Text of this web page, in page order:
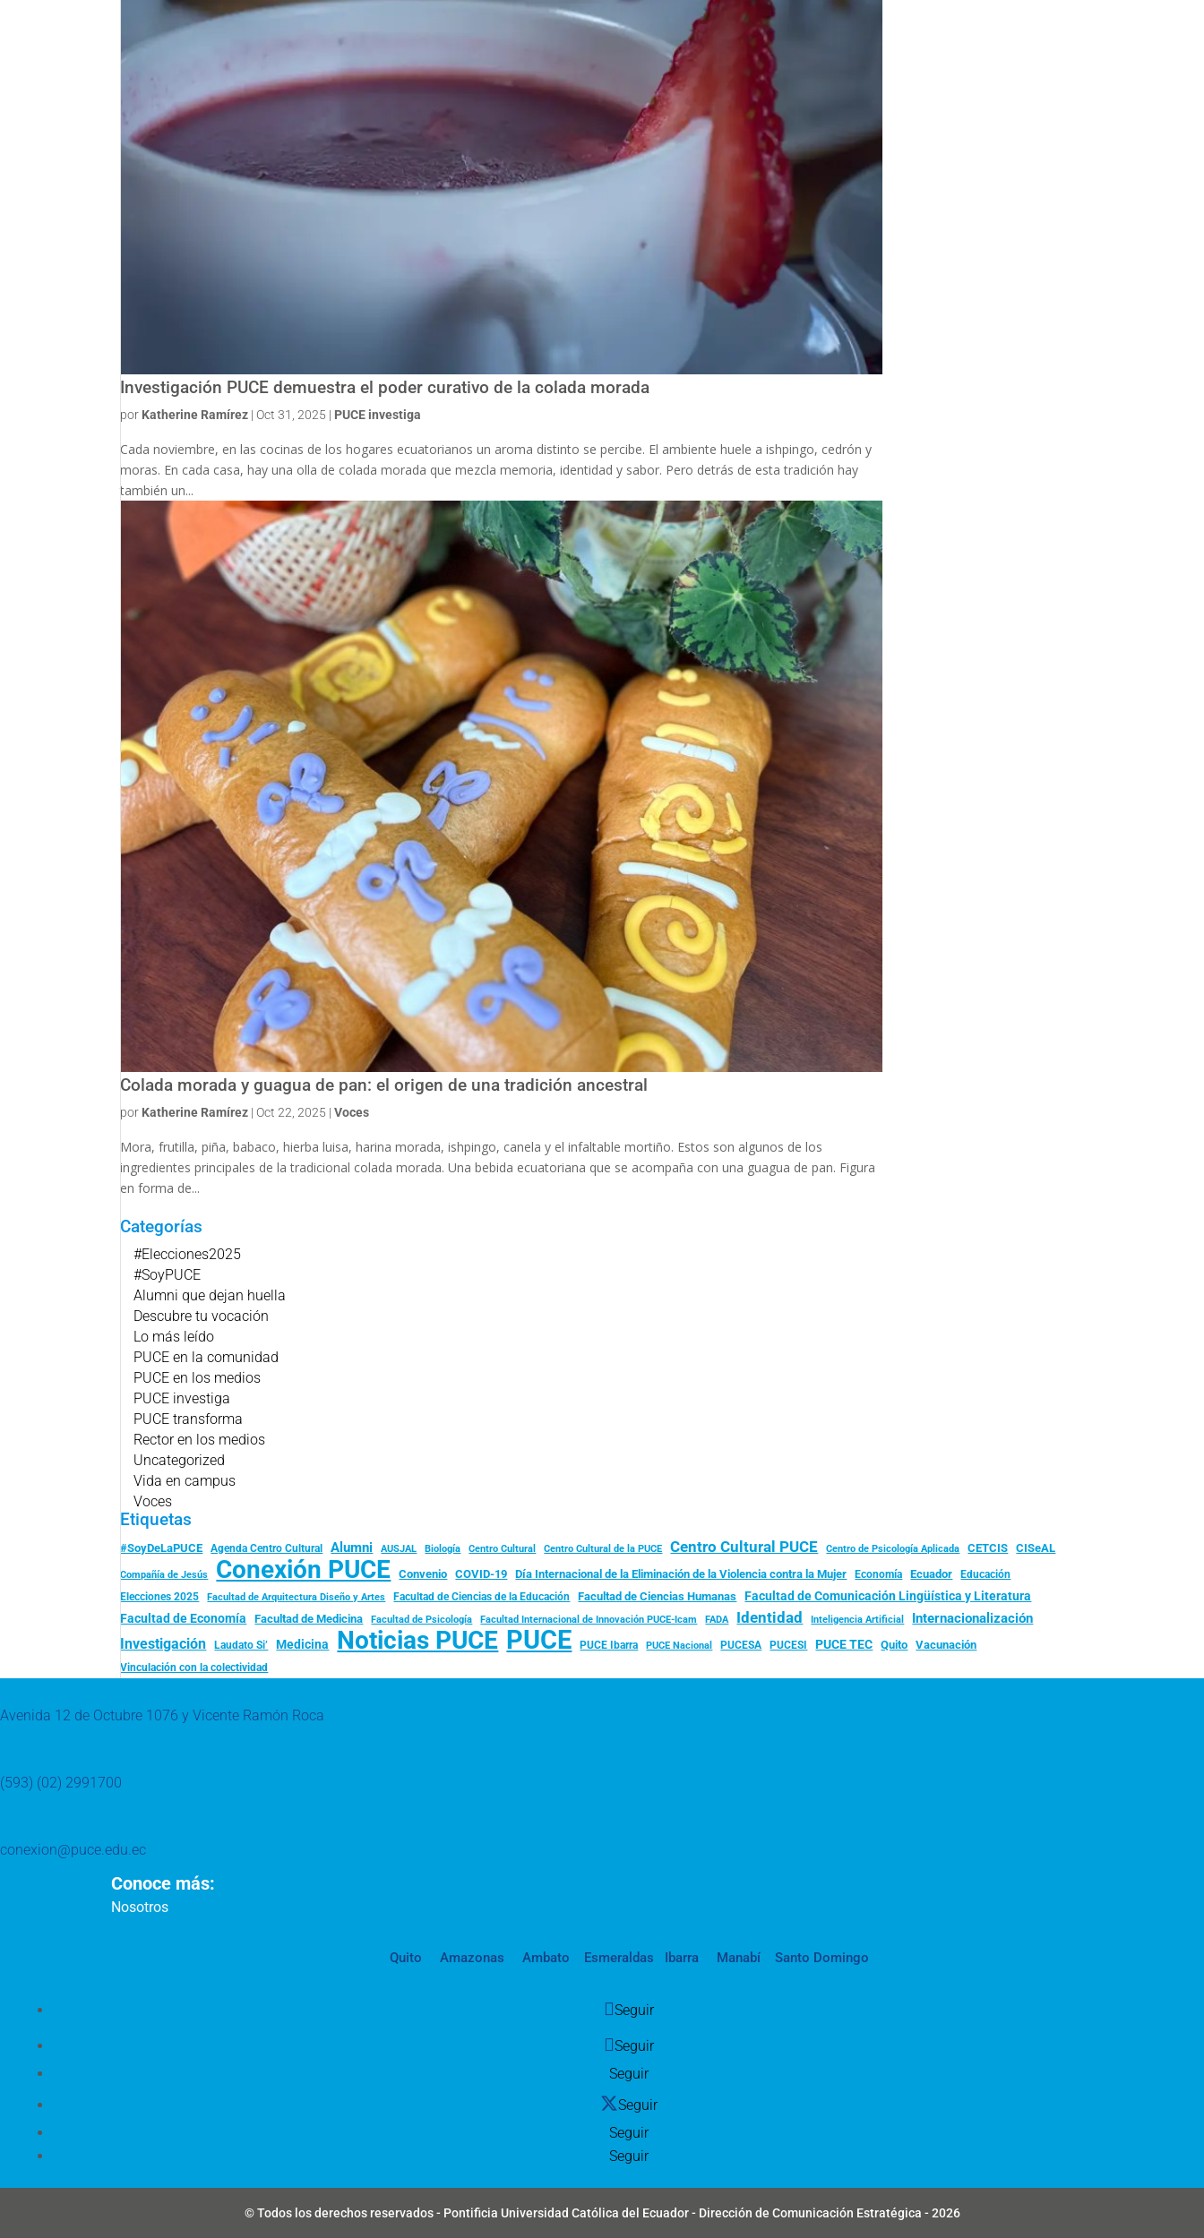
Investigación PUCE demuestra el poder curativo de la colada morada
por Katherine Ramírez | Oct 31, 2025 | PUCE investiga
Cada noviembre, en las cocinas de los hogares ecuatorianos un aroma distinto se percibe. El ambiente huele a ishpingo, cedrón y
moras. En cada casa, hay una olla de colada morada que mezcla memoria, identidad y sabor. Pero detrás de esta tradición hay
también un...
Colada morada y guagua de pan: el origen de una tradición ancestral
por Katherine Ramírez | Oct 22, 2025 |Voces
Mora, frutilla, piña, babaco, hierba luisa, harina morada, ishpingo, canela y el infaltable mortiño. Estos son algunos de los
ingredientes principales de la tradicional colada morada. Una bebida ecuatoriana que se acompaña con una guagua de pan. Figura
en forma de...
Categorías
#Elecciones2025
#SoyPUCE
Alumni que dejan huella
Descubre tu vocación
Lo más leído
PUCE en la comunidad
PUCE en los medios
PUCE investiga
PUCE transforma
Rector en los medios
Uncategorized
Vida en campus
Voces
Etiquetas
#SoyDeLaPUCE Agenda Centro Cultural Alumni AUSJAL Biología Centro Cultural Centro Cultural de la PUCE Centro Cultural PUCE Centro de Psicología Aplicada CETCIS CISeAL
Compañía de Jesús Conexión PUCE Convenio COVID-19 Día Internacional de la Eliminación de la Violencia contra la Mujer Economía Ecuador
Educación
Elecciones 2025
Facultad de Arquitectura Diseño y Artes Facultad de Ciencias de la Educación Facultad de Ciencias Humanas Facultad de Comunicación Lingüística y Literatura
Facultad de Economía Facultad de Medicina Facultad de Psicología Facultad Internacional de Innovación PUCE-Icam FADA Identidad Inteligencia Artificial Internacionalización
Investigación Laudato Si’ Medicina Noticias PUCE PUCE PUCE Ibarra PUCE Nacional PUCESA PUCESI PUCE TEC Quito Vacunación
Vinculación con la colectividad
Avenida 12 de Octubre 1076 y Vicente Ramón Roca
(593) (02) 2991700
conexion@puce.edu.ec
Conoce más:
Nosotros
Quito Amazonas Ambato Esmeraldas Ibarra Manabí Santo Domingo
Seguir
Seguir
Seguir
Seguir
Seguir
Seguir
© Todos los derechos reservados - Pontificia Universidad Católica del Ecuador - Dirección de Comunicación Estratégica - 2026